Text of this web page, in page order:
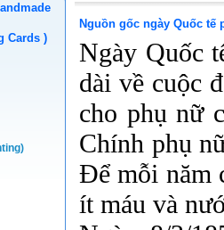
Cards )
Nguồn gốc ngày Quốc tế
Ngày Quốc
dài về cuộc
cho phụ nữ
Chính phụ
Để mỗi năm
ít máu và